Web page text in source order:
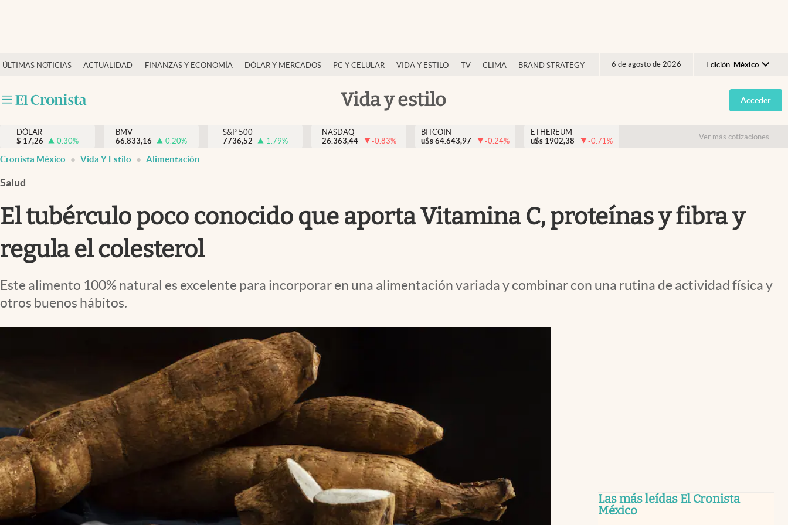
ÚLTIMAS NOTICIAS ACTUALIDAD FINANZAS Y ECONOMÍA DÓLAR Y MERCADOS PC Y CELULAR VIDA Y ESTILO TV CLIMA BRAND STRATEGY 6 de agosto de 2026 Edición: México
Argentina
España
USA
Vida y estilo
Actualidad
Internacionales
Opinión
Brand Strategy
Vida y estilo
Tv
Espiritualidad
Acceder
DÓLAR
$ 17,26 0.30%
BMV
66.833,16
0.20%
S&P 500
7736,52
1.79%
NASDAQ
26.363,44
-0.83%
BITCOIN
u$s 64.643,97 -0.24%
ETHEREUM
u$s 1902,38 -0.71% Ver más cotizaciones
Cronista México Vida Y Estilo Alimentación
Salud
El tubérculo poco conocido que aporta Vitamina C, proteínas y fibra y
regula el colesterol
Este alimento 100% natural es excelente para incorporar en una alimentación variada y combinar con una rutina de actividad física y
otros buenos hábitos.
Las más leídas El Cronista
México